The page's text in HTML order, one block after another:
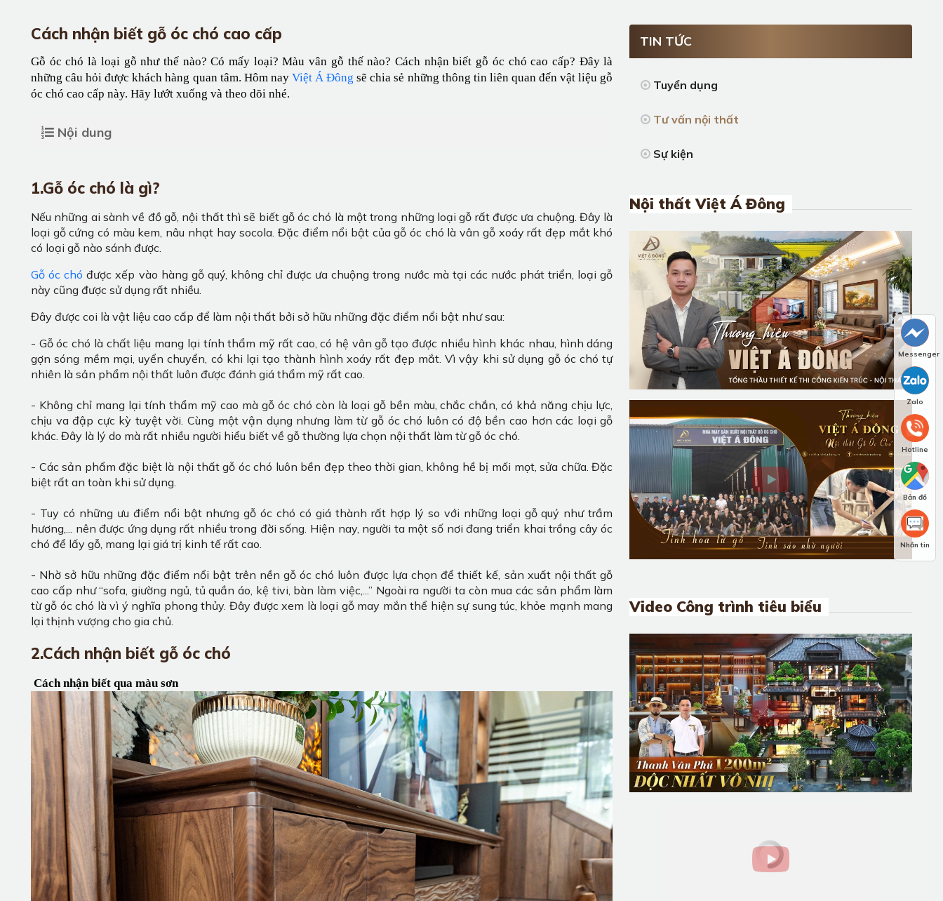
Cách nhận biết gỗ óc chó cao cấp
Gỗ óc chó là loại gỗ như thế nào? Có mấy loại? Màu vân gỗ thế nào? Cách nhận biết gỗ óc chó cao cấp? Đây là
những câu hỏi được khách hàng quan tâm. Hôm nay Việt Á Đông sẽ chia sẻ những thông tin liên quan đến vật liệu gỗ
óc chó cao cấp này. Hãy lướt xuống và theo dõi nhé.
Nội dung
1.Gỗ óc chó là gì?
Nếu những ai sành về đồ gỗ, nội thất thì sẽ biết gỗ óc chó là một trong những loại gỗ rất được ưa chuộng. Đây là
loại gỗ cứng có màu kem, nâu nhạt hay socola. Đặc điểm nổi bật của gỗ óc chó là vân gỗ xoáy rất đẹp mắt khó
có loại gỗ nào sánh được.
Gỗ óc chó được xếp vào hàng gỗ quý, không chỉ được ưa chuộng trong nước mà tại các nước phát triển, loại gỗ
này cũng được sử dụng rất nhiều.
Đây được coi là vật liệu cao cấp để làm nội thất bởi sở hữu những đặc điểm nổi bật như sau:
- Gỗ óc chó là chất liệu mang lại tính thẩm mỹ rất cao, có hệ vân gỗ tạo được nhiều hình khác nhau, hình dáng
gợn sóng mềm mại, uyển chuyển, có khi lại tạo thành hình xoáy rất đẹp mắt. Vì vậy khi sử dụng gỗ óc chó tự
nhiên là sản phẩm nội thất luôn được đánh giá thẩm mỹ rất cao.
- Không chỉ mang lại tính thẩm mỹ cao mà gỗ óc chó còn là loại gỗ bền màu, chắc chắn, có khả năng chịu lực,
chịu va đập cực kỳ tuyệt vời. Cùng một vận dụng nhưng làm từ gỗ óc chó luôn có độ bền cao hơn các loại gỗ
khác. Đây là lý do mà rất nhiều người hiểu biết về gỗ thường lựa chọn nội thất làm từ gỗ óc chó.
- Các sản phẩm đặc biệt là nội thất gỗ óc chó luôn bền đẹp theo thời gian, không hề bị mối mọt, sửa chữa. Đặc
biệt rất an toàn khi sử dụng.
- Tuy có những ưu điểm nổi bật nhưng gỗ óc chó có giá thành rất hợp lý so với những loại gỗ quý như trầm
hương,... nên được ứng dụng rất nhiều trong đời sống. Hiện nay, người ta một số nơi đang triển khai trồng cây óc
chó để lấy gỗ, mang lại giá trị kinh tế rất cao.
- Nhờ sở hữu những đặc điểm nổi bật trên nền gỗ óc chó luôn được lựa chọn để thiết kế, sản xuất nội thất gỗ
cao cấp như “sofa, giường ngủ, tủ quần áo, kệ tivi, bàn làm việc,...” Ngoài ra người ta còn mua các sản phẩm làm
từ gỗ óc chó là vì ý nghĩa phong thủy. Đây được xem là loại gỗ may mắn thể hiện sự sung túc, khỏe mạnh mang
lại thịnh vượng cho gia chủ.
2.Cách nhận biết gỗ óc chó
Cách nhận biết qua màu sơn
TIN TỨC
Tuyển dụng
Tư vấn nội thất
Sự kiện
Nội thất Việt Á Đông
Video Công trình tiêu biểu
Messenger
Zalo
Hotline
Bản đồ
Nhắn tin